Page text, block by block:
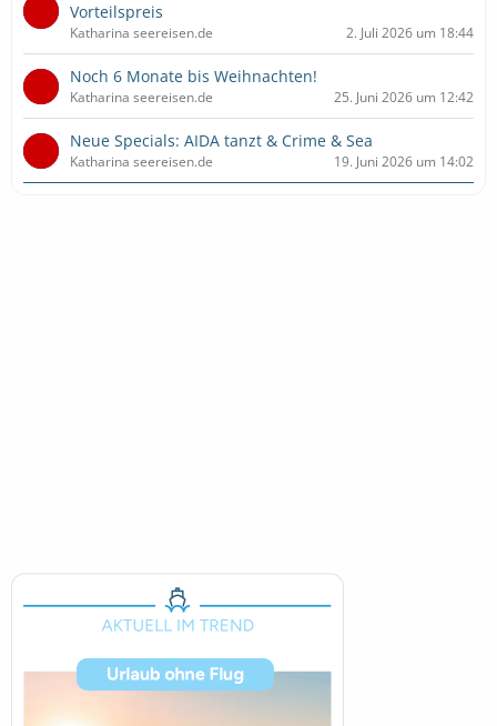
Vorteilspreis
Katharina seereisen.de 2. Juli 2026 um 18:44
Noch 6 Monate bis Weihnachten!
Katharina seereisen.de 25. Juni 2026 um 12:42
Neue Specials: AIDA tanzt & Crime & Sea
Katharina seereisen.de 19. Juni 2026 um 14:02